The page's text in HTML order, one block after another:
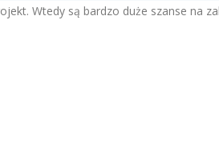
Wtedy są bardzo duże szanse na